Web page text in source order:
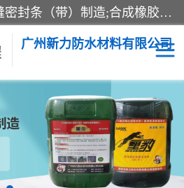
经营范围包括防水嵌缝密封条（带）制造;合成橡胶制造（监控化学品、危险化学品除外）;沥青混合物制造;防水胶粘带制造;其他合成材料制造（监控化学品、危险化学品除外）;涂料制造（监控化学品、危险化学品除外）;建筑结构防水补漏;防水建筑材料制造;粘合剂制造（监控化学品、危险化学品除外）;涂料零售;广州新力防水材料有限公司具有1处分支机构。
广州新力防水材料有限公司
建筑108胶水
自粘卷材